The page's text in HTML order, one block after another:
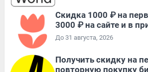
Скидка 1000 ₽ на
3000 ₽ на сайте и в
До 31 августа, 2026
Получить скидку на
повторную покупку